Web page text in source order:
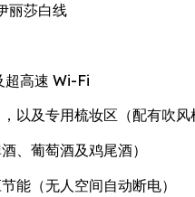
丽莎白线
超高速 Wi-Fi
以及专用梳妆区（配有吹风
、葡萄酒及鸡尾酒）
能（无人空间自动断电）